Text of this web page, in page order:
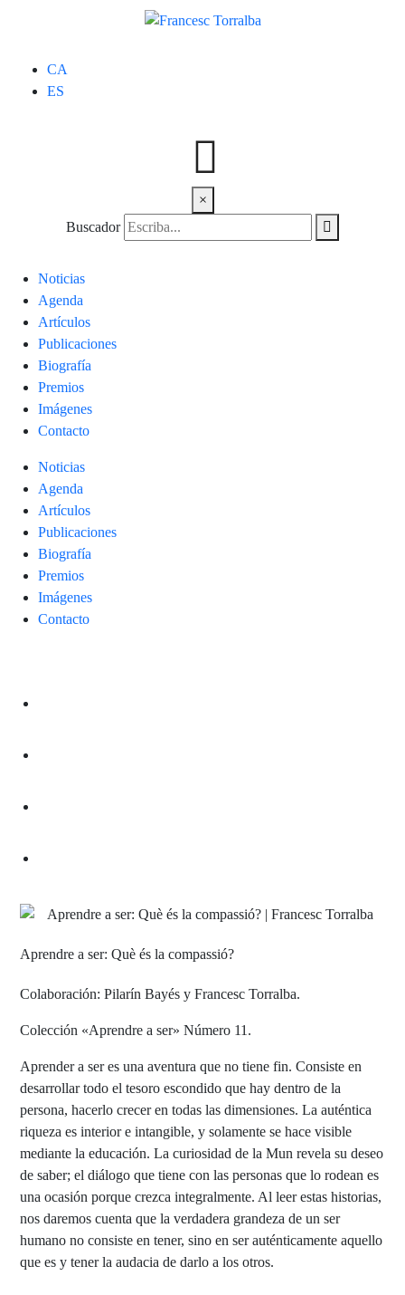
CA
ES
×
Buscador
Noticias
Agenda
Artículos
Publicaciones
Biografía
Premios
Imágenes
Contacto
Noticias
Agenda
Artículos
Publicaciones
Biografía
Premios
Imágenes
Contacto
Aprendre a ser: Què és la compassió?
Colaboración: Pilarín Bayés y Francesc Torralba.
Colección «Aprendre a ser» Número 11.
Aprender a ser es una aventura que no tiene fin. Consiste en
desarrollar todo el tesoro escondido que hay dentro de la
persona, hacerlo crecer en todas las dimensiones. La auténtica
riqueza es interior e intangible, y solamente se hace visible
mediante la educación. La curiosidad de la Mun revela su deseo
de saber; el diálogo que tiene con las personas que lo rodean es
una ocasión porque crezca integralmente. Al leer estas historias,
nos daremos cuenta que la verdadera grandeza de un ser
humano no consiste en tener, sino en ser auténticamente aquello
que es y tener la audacia de darlo a los otros.